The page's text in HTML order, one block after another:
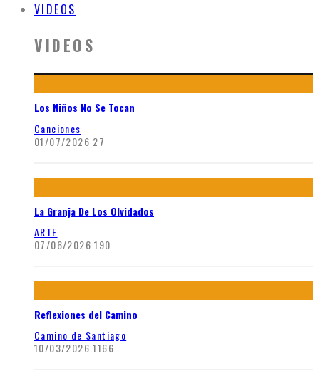
VIDEOS
VIDEOS
Los Niños No Se Tocan
Canciones
01/07/2026 27
La Granja De Los Olvidados
ARTE
07/06/2026 190
Reflexiones del Camino
Camino de Santiago
10/03/2026 1166